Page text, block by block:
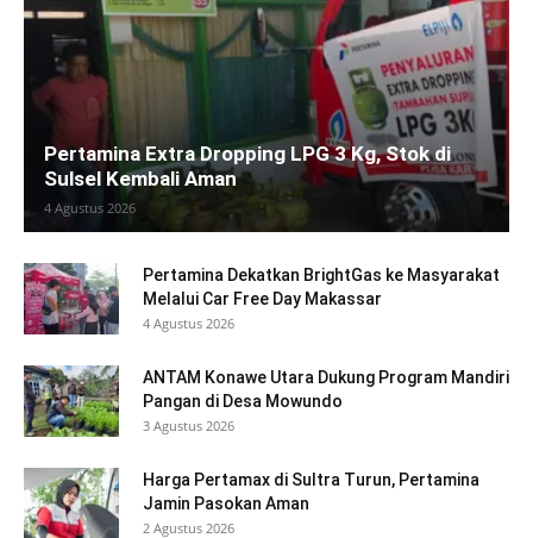
Pertamina Extra Dropping LPG 3 Kg, Stok di
Sulsel Kembali Aman
4 Agustus 2026
Pertamina Dekatkan BrightGas ke Masyarakat
Melalui Car Free Day Makassar
4 Agustus 2026
ANTAM Konawe Utara Dukung Program Mandiri
Pangan di Desa Mowundo
3 Agustus 2026
Harga Pertamax di Sultra Turun, Pertamina
Jamin Pasokan Aman
2 Agustus 2026